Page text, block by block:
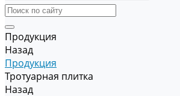
Продукция
Назад
Продукция
Тротуарная плитка
Назад